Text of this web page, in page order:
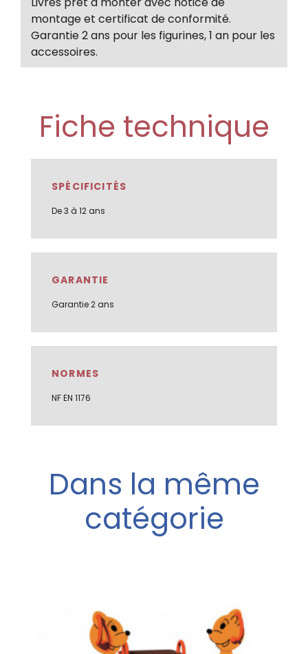
montage et certificat de conformité.
Garantie 2 ans pour les figurines, 1 an pour les
accessoires.
Fiche technique
SPÉCIFICITÉS
De 3 à 12 ans
GARANTIE
Garantie 2 ans
NORMES
NF EN 1176
Dans la même
catégorie